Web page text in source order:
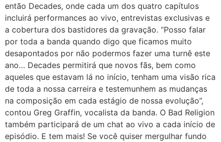
então Decades, onde cada um dos quatro capítulos
incluirá performances ao vivo, entrevistas exclusivas e
a cobertura dos bastidores da gravação. “Posso falar
por toda a banda quando digo que ficamos muito
desapontados por não podermos fazer uma turnê este
ano… Decades permitirá que novos fãs, bem como
aqueles que estavam lá no início, tenham uma visão rica
de toda a nossa carreira e testemunhem as mudanças
na composição em cada estágio de nossa evolução”,
contou Greg Graffin, vocalista da banda. O Bad Religion
também participará de um chat ao vivo a cada início de
episódio. E tem mais! Se você quiser mergulhar fundo